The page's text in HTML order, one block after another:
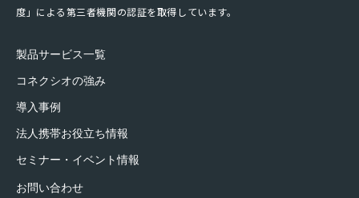
度」による第三者機関の認証を取得しています。
製品サービス一覧
コネクシオの強み
導入事例
法人携帯お役立ち情報
セミナー・イベント情報
お問い合わせ